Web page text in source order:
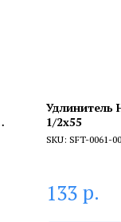
Удлинитель
1/2x55
SKU: SFT-0061-
133 р.